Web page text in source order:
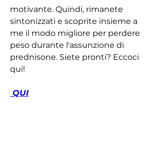
motivante. Quindi, rimanete
sintonizzati e scoprite insieme a
me il modo migliore per perdere
peso durante l'assunzione di
prednisone. Siete pronti? Eccoci
qui!
QUI